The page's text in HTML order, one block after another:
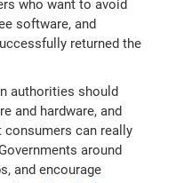
who want to avoid
software, and
returned the
authorities should
and hardware, and
can really
around
and encourage